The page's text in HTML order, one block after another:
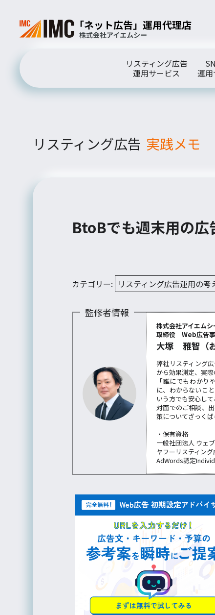
リスティング広告
運用サービス
運
リスティング広告 実践メモ
BtoBでも週末用の広
カテゴリー: リスティング広告運用の考
監修者情報
株式会社アイエムシ
取締役 Web広告事
大塚 雅智（
弊社リスティング
から効果測定、実際
「誰にでもわかり
に、わからないこ
いう方でも安心して
対面でのご相談、
策についてざっくば
・保有資格
一般社団法人 ウェ
ヤフーリスティン
AdWords認定